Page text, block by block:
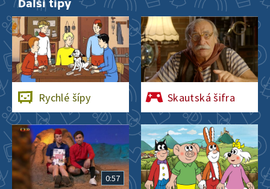
Další tipy
Rychlé šípy Skautská šifra
0:57